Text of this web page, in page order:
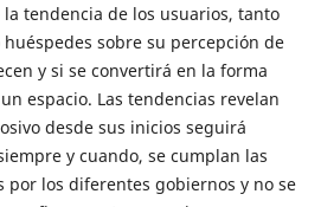
tendencia de los usuarios, tanto
sobre su percepción de
y si se convertirá en la forma
espacio. Las tendencias revelan
desde sus inicios seguirá
y cuando, se cumplan las
por los diferentes gobiernos y no se